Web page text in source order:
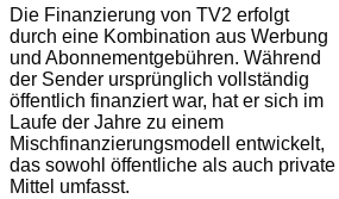
Die Finanzierung von TV2 erfolgt
durch eine Kombination aus Werbung
und Abonnementgebühren. Während
der Sender ursprünglich vollständig
öffentlich finanziert war, hat er sich im
Laufe der Jahre zu einem
Mischfinanzierungsmodell entwickelt,
das sowohl öffentliche als auch private
Mittel umfasst.